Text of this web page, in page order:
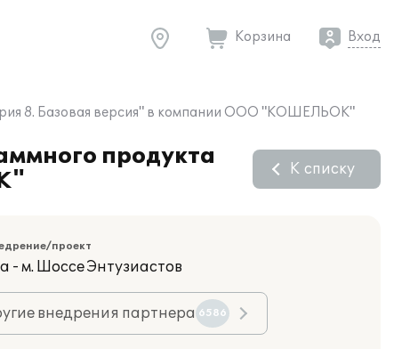
Корзина Вход
8. Базовая версия" в компании ООО "КОШЕЛЬОК"
продукта
К списку
проект
- м. Шоссе Энтузиастов
внедрения партнера 6586